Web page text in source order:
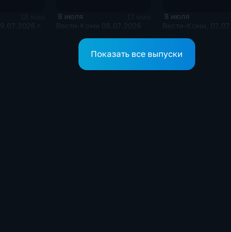
8 июля 8 июля
Показать все выпуски